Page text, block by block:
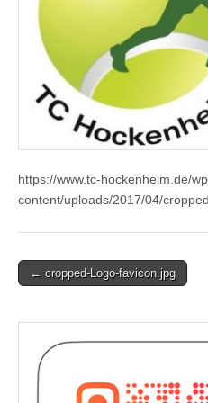
https://www.tc-hockenheim.de/
content/uploads/2017/04/
Post← cropped-Logo-favicon.jpg